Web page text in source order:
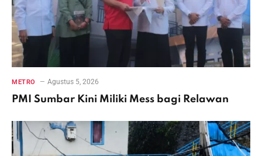
METRO Agustus 5, 2026
PMI Sumbar Kini Miliki Mess bagi Relawan